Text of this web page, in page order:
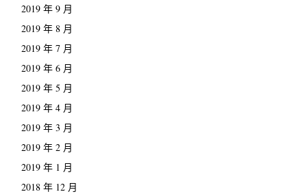
2019 年 9 月
2019 年 8 月
2019 年 7 月
2019 年 6 月
2019 年 5 月
2019 年 4 月
2019 年 3 月
2019 年 2 月
2019 年 1 月
2018 年 12 月